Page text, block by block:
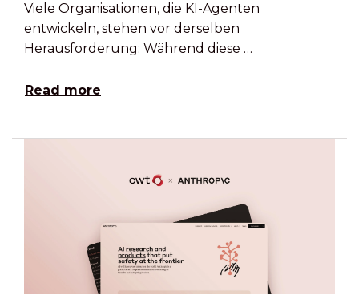
Viele Organisationen, die KI-Agenten
entwickeln, stehen vor derselben
Herausforderung: Während diese …
Read more